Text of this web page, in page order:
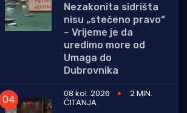
Nezakonita sidrišta
nisu „stečeno pravo“
– Vrijeme je da
uredimo more od
Umaga do
Dubrovnika
08 kol. 2026
2 MIN.
ČITANJA